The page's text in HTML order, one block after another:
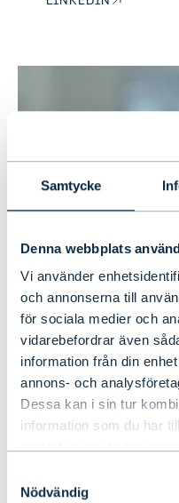
Samtycke
Denna webbplats
Vi använder
och annonserna till
för sociala medier och
vidarebefordrar även
information från din
annons- och
Dessa kan i sin tur
information som du har
Nödvändig
direktör, Evli Growth
50
2880